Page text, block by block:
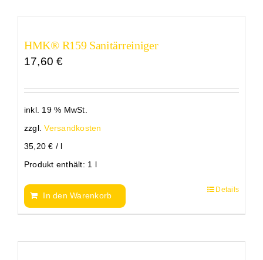
HMK® R159 Sanitärreiniger
17,60€
inkl. 19 % MwSt.
zzgl.Versandkosten
35,20€ / l
Produkt enthält: 1 l
In den Warenkorb
Details